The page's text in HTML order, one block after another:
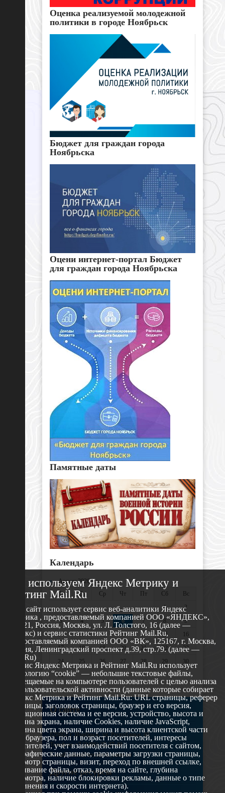
Оценка реализуемой молодежной
политики в городе Ноябрьск
Бюджет для граждан города
Ноябрьска
Оцени интернет-портал Бюджет
для граждан города Ноябрьска
Памятные даты
Календарь
«Август 2026 »
Пн
Вт Ср Чт Пт Сб
Вс
1
2
3
4 5 6 7 8
9
10
11 12 13 14 15
16
17
18 19 20 21 22
23
24
25 26 27 28 29
30
31
О сайте
629802 г. Ноябрьск, ул. Республики, 49
Телефон: +7 (3496) 35-37-49
E-mail: udsm@noyabrsk.yanao.ru
Другие ресурсы
Мы используем Яндекс Метрику и
Рейтинг Mail.Ru
Этот сайт использует сервис веб-аналитики Яндекс
Метрика , предоставляемый компанией ООО «ЯНДЕКС»,
119021, Россия, Москва, ул. Л. Толстого, 16 (далее —
Яндекс) и сервис статистики Рейтинг Mail.Ru,
предоставляемый компанией ООО «ВК», 125167, г. Москва,
Россия, Ленинградский проспект д.39, стр.79. (далее —
Mail.Ru)
Сервис Яндекс Метрика и Рейтинг Mail.Ru использует
технологию “cookie” — небольшие текстовые файлы,
размещаемые на компьютере пользователей с целью анализа
их пользовательской активности (данные которые собирает
Яндекс Метрика и Рейтинг Mail.Ru: URL страницы, реферер
страницы, заголовок страницы, браузер и его версия,
операционная система и ее версия, устройство, высота и
ширина экрана, наличие Cookies, наличие JavaScript,
глубина цвета экрана, ширина и высота клиентской части
окна браузера, пол и возраст посетителей, интересы
посетителей, учет взаимодействий посетителя с сайтом,
географические данные, параметры загрузки страницы,
просмотр страницы, визит, переход по внешней ссылке,
cкачивание файла, отказ, время на сайте, глубина
просмотра, наличие блокировки рекламы, данные о типе
соединения и скорости интернета).